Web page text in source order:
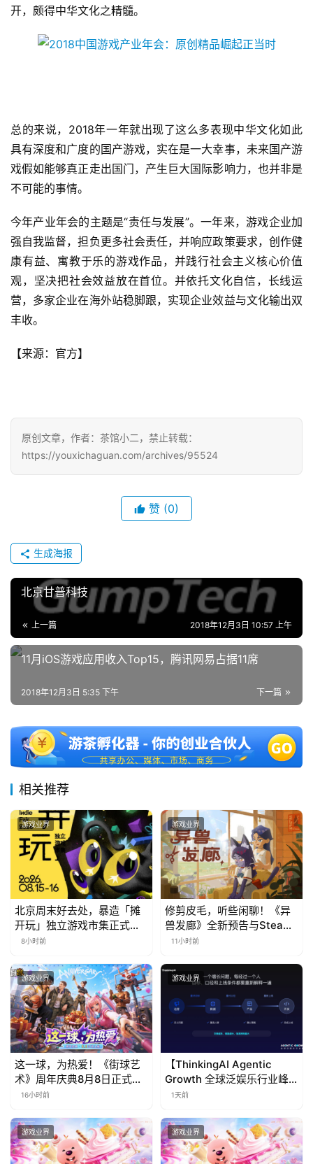
三
7
月
3
0
日
游
茶
对
接
海
站
中
开，颇得中华文化之精髓。
总的来说，2018年一年就出现了这么多表现中华文化如此
具有深度和广度的国产游戏，实在是一大幸事，未来国产游
戏假如能够真正走出国门，产生巨大国际影响力，也并非是
不可能的事情。
今年产业年会的主题是“责任与发展”。一年来，游戏企业加
强自我监督，担负更多社会责任，并响应政策要求，创作健
康有益、寓教于乐的游戏作品，并践行社会主义核心价值
观，坚决把社会效益放在首位。并依托文化自信，长线运
营，多家企业在海外站稳脚跟，实现企业效益与文化输出双
丰收。
【来源：官方】
原创文章，作者：茶馆小二，禁止转载：
https://youxichaguan.com/archives/95524
赞 (0)
生成海报
北京甘普科技
上一篇 2018年12月3日 10:57 上午
11月iOS游戏应用收入Top15，腾讯网易占据11席
下一篇
2018年12月3日 5:35 下午
相关推荐
游戏业界
北京周末好去处，暴造「摊
开玩」独立游戏市集正式开
票！
8小时前
游戏业界
修剪皮毛，听些闲聊！《异
兽发廊》全新预告与Steam
免费试玩公开
11小时前
游戏业界
这一球，为热爱！《街球艺
术》周年庆典8月8日正式上
线，多重福利与全新内容同
16小时前
游戏业界
【ThinkingAI Agentic
Growth 全球泛娱乐行业峰
会】Agent 时代，人到底负
1天前
游戏业界 游戏业界